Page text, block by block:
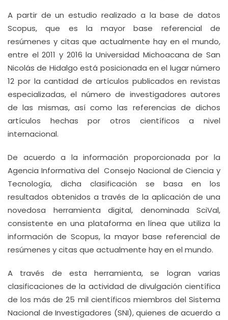
A partir de un estudio realizado a la base de datos
Scopus, que es la mayor base referencial de
resúmenes y citas que actualmente hay en el mundo,
entre el 2011 y 2016 la Universidad Michoacana de San
Nicolás de Hidalgo está posicionada en el lugar número
12 por la cantidad de artículos publicados en revistas
especializadas, el número de investigadores autores
de las mismas, así como las referencias de dichos
artículos hechas por otros científicos a nivel
internacional.
De acuerdo a la información proporcionada por la
Agencia Informativa del Consejo Nacional de Ciencia y
Tecnología, dicha clasificación se basa en los
resultados obtenidos a través de la aplicación de una
novedosa herramienta digital, denominada SciVal,
consistente en una plataforma en línea que utiliza la
información de Scopus, la mayor base referencial de
resúmenes y citas que actualmente hay en el mundo.
A través de esta herramienta, se logran varias
clasificaciones de la actividad de divulgación científica
de los más de 25 mil científicos miembros del Sistema
Nacional de Investigadores (SNI), quienes de acuerdo a